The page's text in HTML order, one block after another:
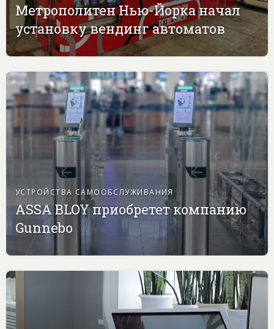
Метрополитен Нью-Йорка начал
установку вендинг автоматов
УСТРОЙСТВА САМООБСЛУЖИВАНИЯ
ASSA BLOY приобретет компанию
Gunnebo